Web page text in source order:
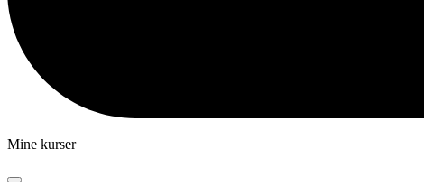
Mine kurser